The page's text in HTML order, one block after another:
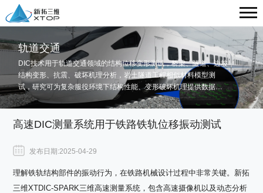
轨道交通
DIC技术用于轨道交通领域的结构位移变形测试，桥梁、隧道、边坡
结构变形、抗震、破坏机理分析，岩土隧道工程相似材料模型测
试，研究可为复杂服役环境下结构性能、变形破坏机理提供数据依
据，保障轨道交通基础设施安全运行。
高速DIC测量系统用于铁路铁轨位移振动测试
发布日期:2025-04-29
理解铁轨结构部件的振动行为，在铁路机械设计过程中非常关键。新拓
三维XTDIC-SPARK三维高速测量系统，包含高速摄像机以及动态分析